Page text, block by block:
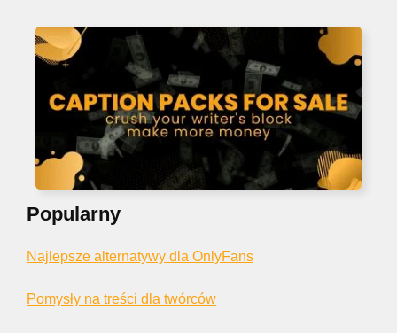
Popularny
Najlepsze alternatywy dla OnlyFans
Pomysły na treści dla twórców